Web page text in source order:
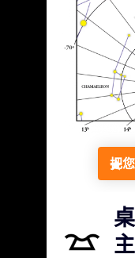
把